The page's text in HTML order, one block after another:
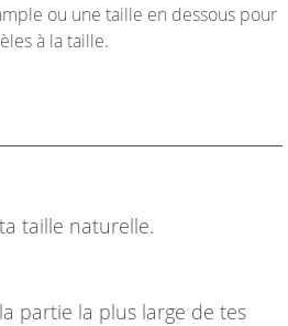
ou une taille en dessous pour
à la taille.
taille naturelle.
partie la plus large de tes